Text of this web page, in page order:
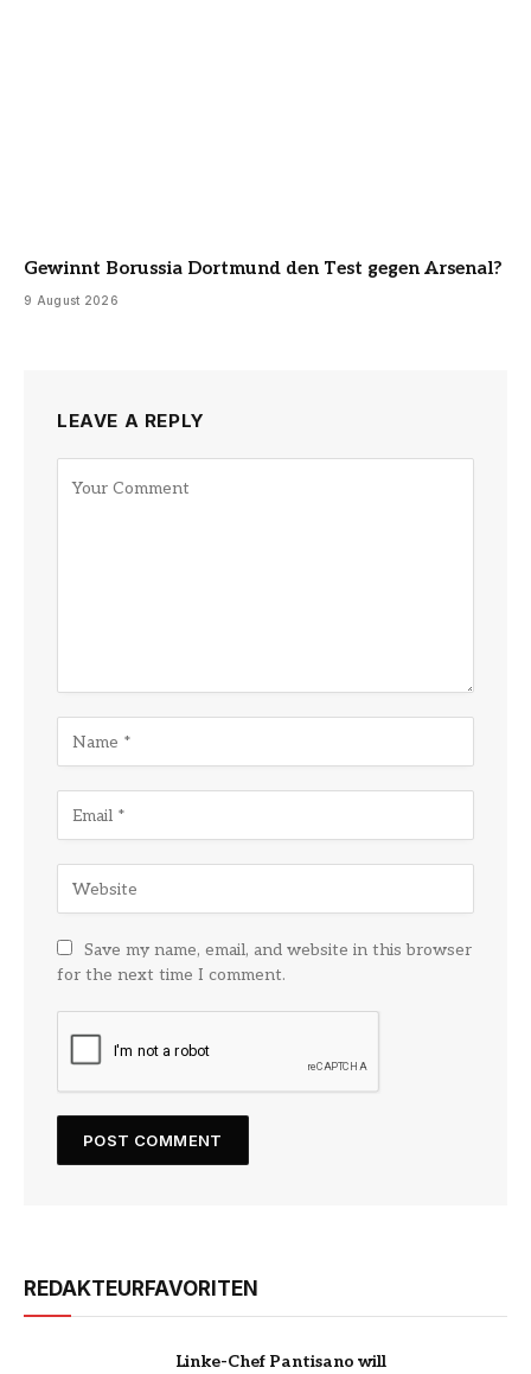
Gewinnt Borussia Dortmund den Test gegen Arsenal?
9 August 2026
LEAVE A REPLY
Save my name, email, and website in this browser
for the next time I comment.
REDAKTEURFAVORITEN
Linke-Chef Pantisano will